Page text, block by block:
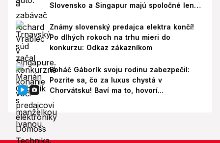
Slovensko a Singapur majú spoločné len
Známy slovenský predajca elektra končí!
Po dlhých rokoch na trhu mieri do
konkurzu: Odkaz zákazníkom
Boháč Gáborík svoju rodinu zabezpečil:
Pozrite sa, čo za luxus chystá v
Chorvátsku! Baví ma to, hovorí...